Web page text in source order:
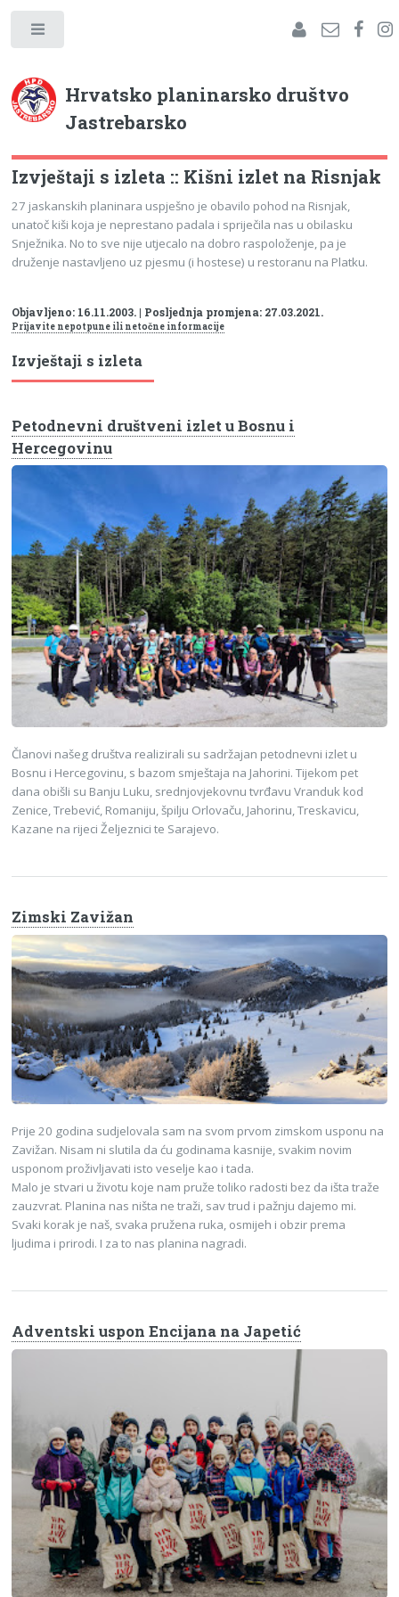
Hrvatsko planinarsko društvo
Jastrebarsko
Izvještaji s izleta :: Kišni izlet na Risnjak
27 jaskanskih planinara uspješno je obavilo pohod na Risnjak,
unatoč kiši koja je neprestano padala i spriječila nas u obilasku
Snježnika. No to sve nije utjecalo na dobro raspoloženje, pa je
druženje nastavljeno uz pjesmu (i hostese) u restoranu na Platku.
Objavljeno: 16.11.2003. | Posljednja promjena: 27.03.2021.
Prijavite nepotpune ili netočne informacije
Izvještaji s izleta
Petodnevni društveni izlet u Bosnu i
Hercegovinu
Članovi našeg društva realizirali su sadržajan petodnevni izlet u
Bosnu i Hercegovinu, s bazom smještaja na Jahorini. Tijekom pet
dana obišli su Banju Luku, srednjovjekovnu tvrđavu Vranduk kod
Zenice, Trebević, Romaniju, špilju Orlovaču, Jahorinu, Treskavicu,
Kazane na rijeci Željeznici te Sarajevo.
Zimski Zavižan
Prije 20 godina sudjelovala sam na svom prvom zimskom usponu na
Zavižan. Nisam ni slutila da ću godinama kasnije, svakim novim
usponom proživljavati isto veselje kao i tada.
Malo je stvari u životu koje nam pruže toliko radosti bez da išta traže
zauzvrat. Planina nas ništa ne traži, sav trud i pažnju dajemo mi.
Svaki korak je naš, svaka pružena ruka, osmijeh i obzir prema
ljudima i prirodi. I za to nas planina nagradi.
Adventski uspon Encijana na Japetić